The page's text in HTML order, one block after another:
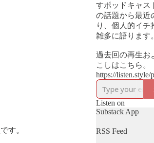
す。
すポッドキャス
の話題から最近
り、個人的イチ
雑多に語ります
過去回の再生お
こしはこちら。
https://listen.style/
番組のTwitterは
https://twitter.com/
https://
Listen on
Substack App
RSS Feed